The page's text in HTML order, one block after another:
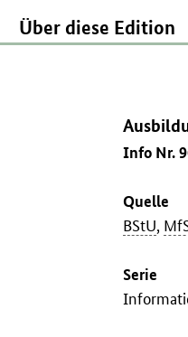
Über diese Edition
Info Nr.
Quelle
BStU,
Serie